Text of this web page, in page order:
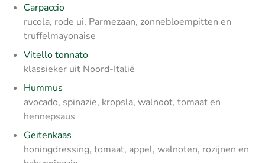
Carpaccio
rucola, rode ui, Parmezaan, zonnebloempitten en
truffelmayonaise
Vitello tonnato
klassieker uit Noord-Italië
Hummus
avocado, spinazie, kropsla, walnoot, tomaat en
hennepsaus
Geitenkaas
honingdressing, tomaat, appel, walnoten, rozijnen en